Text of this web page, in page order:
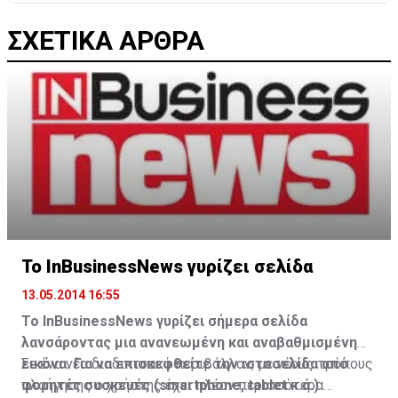
ΣΧΕΤΙΚΑ ΑΡΘΡΑ
Το InBusinessNews γυρίζει σελίδα
13.05.2014 16:55
To ΙnBusinessNews γυρίζει σήμερα σελίδα
λανσάροντας μια ανανεωμένη και αναβαθμισμένη
εικόνα. Για να επισκεφθείτε την ιστοσελίδα από
φορητές συσκευές (smartphone, tablet κ.ά.)
Σε ένα νέο διαδικτυακό περιβάλλον, με νέους τρόπους
πλοήγησης ο χρήστης έχει πλέον περισσότερα